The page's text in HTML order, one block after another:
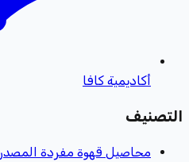
أكاديمية كافا
التصنيف
محاصيل قهوة مفردة المصدر